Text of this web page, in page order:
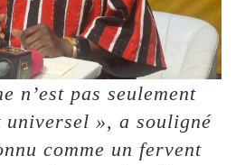
n’est pas seulement
», a souligné
comme un fervent